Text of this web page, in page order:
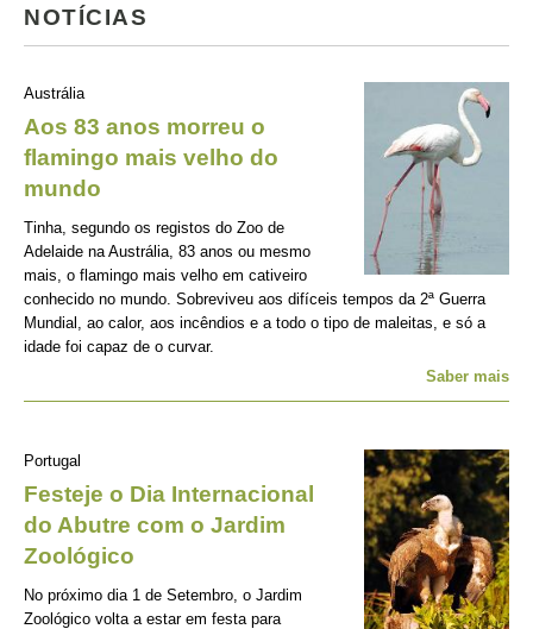
NOTÍCIAS
Austrália
Aos 83 anos morreu o
flamingo mais velho do
mundo
Tinha, segundo os registos do Zoo de
Adelaide na Austrália, 83 anos ou mesmo
mais, o flamingo mais velho em cativeiro
conhecido no mundo. Sobreviveu aos difíceis tempos da 2ª Guerra
Mundial, ao calor, aos incêndios e a todo o tipo de maleitas, e só a
idade foi capaz de o curvar.
Saber mais
Portugal
Festeje o Dia Internacional
do Abutre com o Jardim
Zoológico
No próximo dia 1 de Setembro, o Jardim
Zoológico volta a estar em festa para